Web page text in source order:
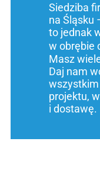
Siedziba
na Śląsku
to jednak
w obrębie
Masz
Daj nam
projektu,
i dostawę.